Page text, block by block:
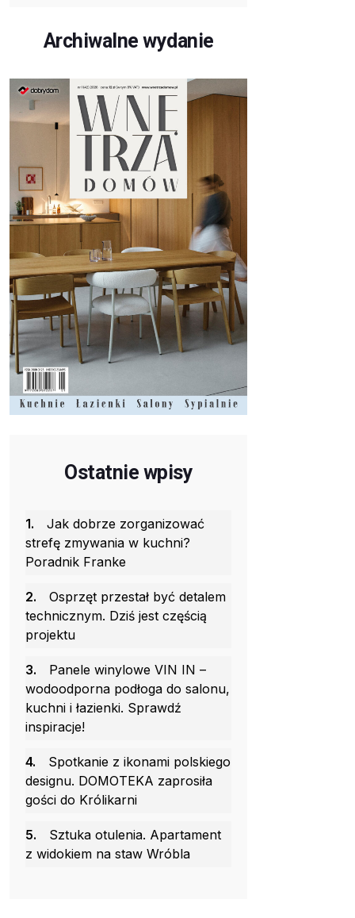
Archiwalne wydanie
Ostatnie wpisy
1.
Jak dobrze zorganizować
strefę zmywania w kuchni?
Poradnik Franke
2.
Osprzęt przestał być detalem
technicznym. Dziś jest częścią
projektu
3.
Panele winylowe VIN IN –
wodoodporna podłoga do salonu,
kuchni i łazienki. Sprawdź
inspiracje!
4.
Spotkanie z ikonami polskiego
designu. DOMOTEKA zaprosiła
gości do Królikarni
5.
Sztuka otulenia. Apartament
z widokiem na staw Wróbla